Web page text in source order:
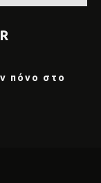
πόνο στο